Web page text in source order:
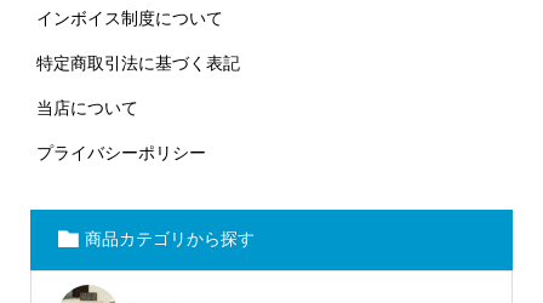
インボイス制度について
特定商取引法に基づく表記
当店について
プライバシーポリシー
商品カテゴリから探す